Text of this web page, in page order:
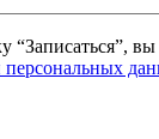
вы